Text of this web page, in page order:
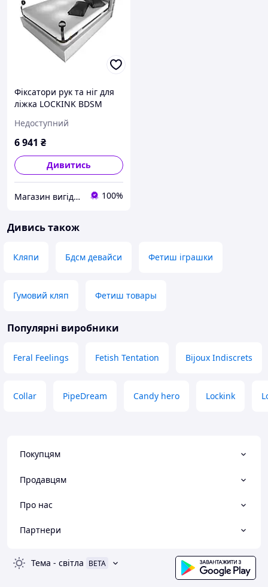
Фіксатори рук та ніг для
ліжка LOCKINK BDSM
Kit Чорний
Універсальний ( SX0856 )
Недоступний
6 941 ₴
Дивитись
Магазин вигідних цін 100%
Дивись також
Кляпи Бдсм девайси Фетиш іграшки
Гумовий кляп Фетиш товары
Популярні виробники
Feral Feelings Fetish Tentation Bijoux Indiscrets
Collar PipeDream Candy hero Lockink
Покупцям
Продавцям
Про нас
Партнери
Тема - світла BETA